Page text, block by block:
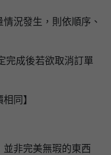
況發生，則依順序、
完成後若欲取消訂單
同】
非完美無瑕的東西